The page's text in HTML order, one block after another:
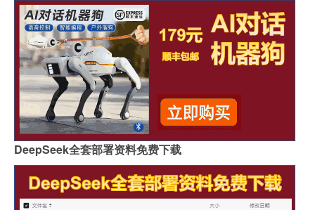
DeepSeek全套部署资料免费下载